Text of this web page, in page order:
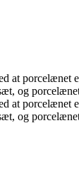
at
og
at
og